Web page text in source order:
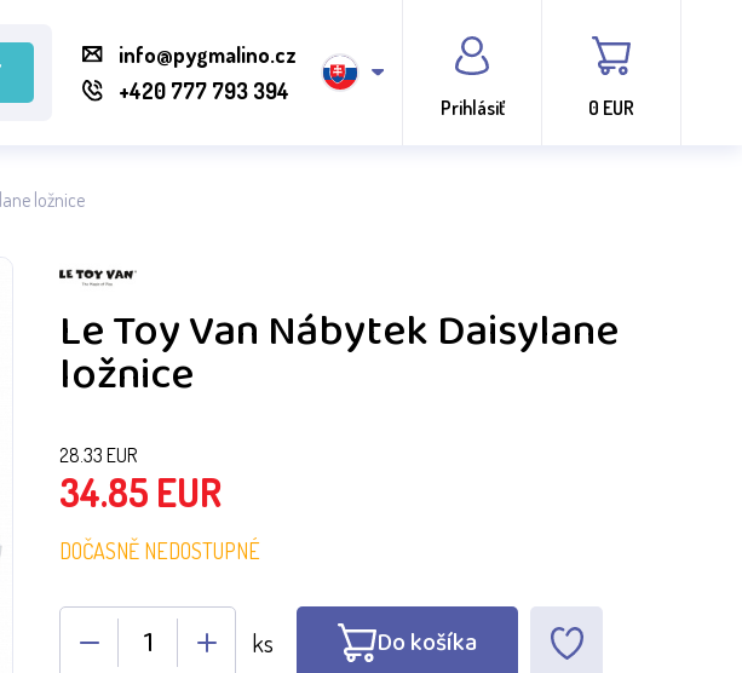
info@pygmalino.cz
+420 777 793 394
Prihlásiť 0 EUR
ložnice
Le Toy Van Nábytek Daisylane
ložnice
28.33 EUR
34.85 EUR
DOČASNĚ NEDOSTUPNÉ
ks Do košíka